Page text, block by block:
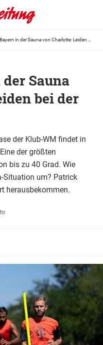
Sauna
bei der
der Klub-WM findet in
der größten
bis zu 40 Grad. Wie
Situation um? Patrick
herausbekommen.